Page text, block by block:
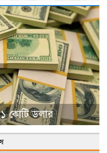
কোটি ডলার